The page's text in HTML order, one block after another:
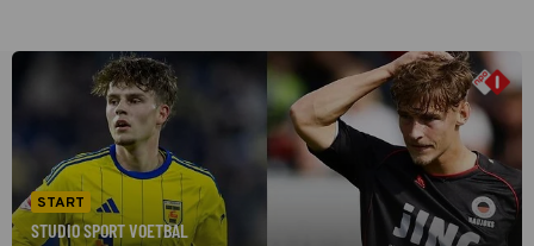
START
STUDIO SPORT VOETBAL